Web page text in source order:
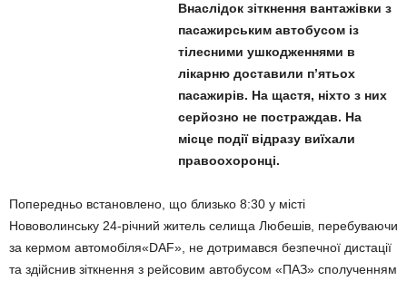
Внаслідок зіткнення вантажівки з
пасажирським автобусом із
тілесними ушкодженнями в
лікарню доставили п’ятьох
пасажирів. На щастя, ніхто з них
серйозно не постраждав. На
місце події відразу виїхали
правоохоронці.
Попередньо встановлено, що близько 8:30 у місті
Нововолинську 24-річний житель селища Любешів, перебуваючи
за кермом автомобіля«DAF», не дотримався безпечної дистації
та здійснив зіткнення з рейсовим автобусом «ПАЗ» сполученням